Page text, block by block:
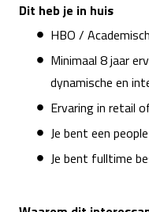
Dit heb je in huis
HBO /
Minimaal 8 jaar
dynamische en
Ervaring in retail
Je bent een
Je bent fulltime